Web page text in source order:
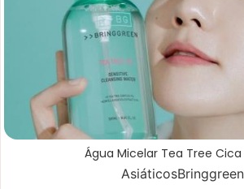
Água Micelar Tea Tree
AsiáticosBringgreen